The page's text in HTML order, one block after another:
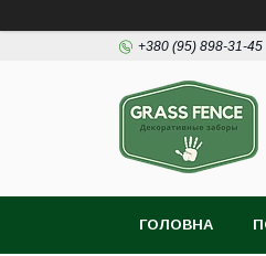
+380 (95) 898-31-45
ГОЛОВНА